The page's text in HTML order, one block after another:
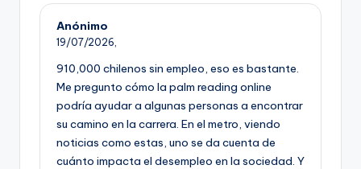
Anónimo
19/07/2026,
910,000 chilenos sin empleo, eso es bastante.
Me pregunto cómo la palm reading online
podría ayudar a algunas personas a encontrar
su camino en la carrera. En el metro, viendo
noticias como estas, uno se da cuenta de
cuánto impacta el desempleo en la sociedad. Y